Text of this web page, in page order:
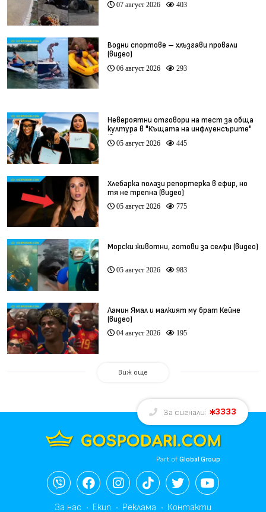
07 август 2026 403
Водни спортове – хлъзгави провали
(видео)
06 август 2026 293
Невероятни отговори на тест за обща
култура в "Къщата на инфлуенсърите"
(видео)
05 август 2026 445
Хлебарка полази репортерка в ефир, но
тя не трепна (видео)
05 август 2026 775
Морски животни, готови за селфи (видео)
05 август 2026 983
Ламин Ямал и малкият му брат Кейне
(видео)
04 август 2026 195
Виж още
За сигнали: 3333
Part ofGlobal Group
За нас Екип Реклама Контакти